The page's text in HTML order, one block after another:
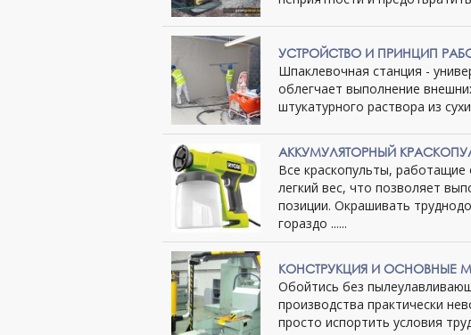
УСТРОЙСТВО И ПРИНЦИП
Шпаклевочная станция -
облегчает выполнение
штукатурного раствора из
АККУМУЛЯТОРНЫЙ
Все краскопульты,
легкий вес, что позволяет
позиции. Окрашивать
гораздо ......
КОНСТРУКЦИЯ И ОСНОВНЫЕ
Обойтись без
производства практически
просто испортить условия